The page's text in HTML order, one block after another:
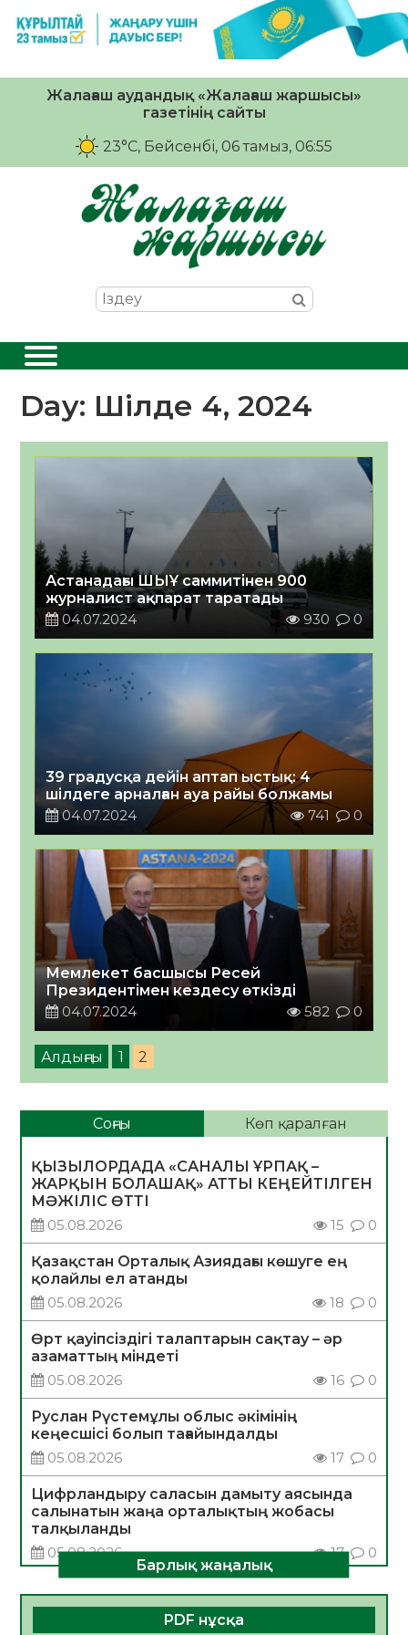
Жалағаш аудандық «Жалағаш жаршысы»
газетінің сайты
23°C, Бейсенбі, 06 тамыз, 06:55
Day: Шілде 4, 2024
Астанадағы ШЫҰ саммитінен 900
журналист ақпарат таратады
04.07.2024
930 0
39 градусқа дейін аптап ыстық: 4
шілдеге арналған ауа райы болжамы
04.07.2024
741 0
Мемлекет басшысы Ресей
Президентімен кездесу өткізді
04.07.2024
582 0
Алдыңғы 1 2
Соңғы Көп қаралған
ҚЫЗЫЛОРДАДА «САНАЛЫ ҰРПАҚ –
ЖАРҚЫН БОЛАШАҚ» АТТЫ КЕҢЕЙТІЛГЕН
МӘЖІЛІС ӨТТІ
05.08.2026
15 0
Қазақстан Орталық Азиядағы көшуге ең
қолайлы ел атанды
05.08.2026
18 0
Өрт қауіпсіздігі талаптарын сақтау – әр
азаматтың міндеті
05.08.2026
16 0
Руслан Рүстемұлы облыс әкімінің
кеңесшісі болып тағайындалды
05.08.2026
17 0
Цифрландыру саласын дамыту аясында
салынатын жаңа орталықтың жобасы
талқыланды
05.08.2026
17 0
құралдарының таныстырылымы өтті
05.08.2026
17 0
Барлық жаңалық
PDF нұсқа